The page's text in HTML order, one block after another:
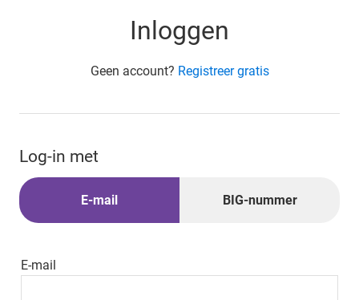
Inloggen
Geen account? Registreer gratis
Log-in met
E-mail
E-mail
BIG-nummer